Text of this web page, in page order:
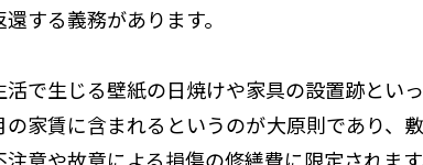
する義務があります。
活で生じる壁紙の日焼けや家具の設置跡とい
の家賃に含まれるというのが大原則であり、